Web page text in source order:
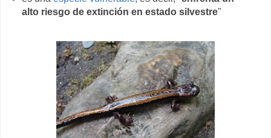
alto riesgo de extinción en estado silvestre"